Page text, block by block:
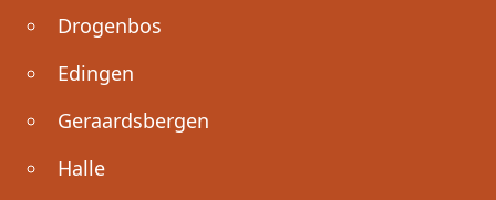
Drogenbos
Edingen
Geraardsbergen
Halle